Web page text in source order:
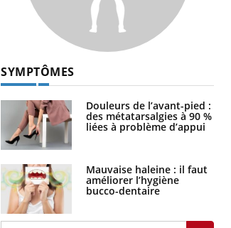
SYMPTÔMES
Douleurs de l’avant-pied :
des métatarsalgies à 90 %
liées à problème d’appui
Mauvaise haleine : il faut
améliorer l’hygiène
bucco-dentaire